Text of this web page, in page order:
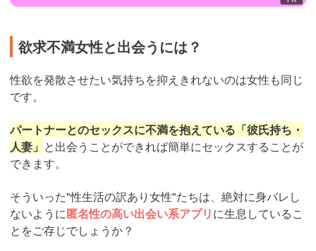
欲求不満女性と出会うには？
性欲を発散させたい気持ちを抑えきれないのは女性も同じ
です。
パートナーとのセックスに不満を抱えている「彼氏持ち・
人妻」 と出会うことができれば簡単にセックスすることが
できます。
そういった"性生活の訳あり女性"たちは、絶対に身バレし
ないように匿名性の高い出会い系アプリに生息しているこ
とをご存じでしょうか？